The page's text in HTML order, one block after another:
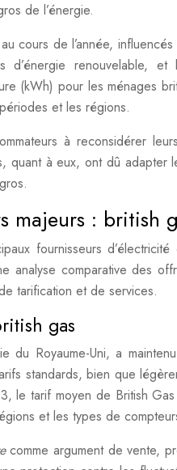
de l’énergie.
cours de l’année,
d’énergie renouvelable,
(kWh) pour les ménages
et les régions.
à reconsidérer
quant à eux, ont dû
majeurs : british
fournisseurs
analyse comparative des
tarification et de services.
gas
du Royaume-Uni, a
standards, bien que
le tarif moyen de British
et les types de
comme argument de vente,